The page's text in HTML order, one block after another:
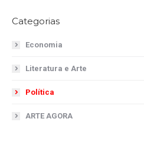
Categorias
Economia
Literatura e Arte
Política
ARTE AGORA